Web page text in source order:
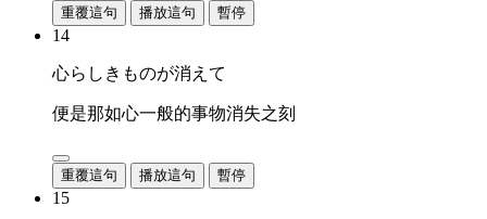
重覆這句 播放這句 暫停
14
心らしきものが消えて
便是那如心一般的事物消失之刻
重覆這句 播放這句 暫停
15